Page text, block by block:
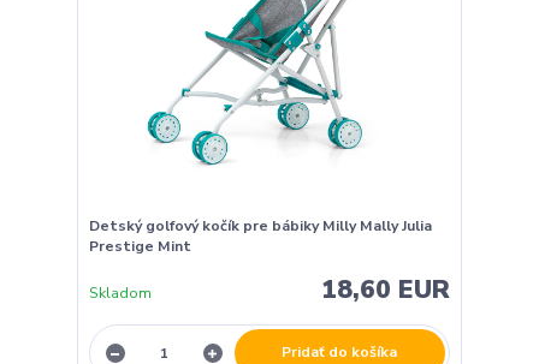
Detský golfový kočík pre bábiky Milly Mally Julia
Prestige Mint
18,60 EUR
Skladom
Pridať do košíka